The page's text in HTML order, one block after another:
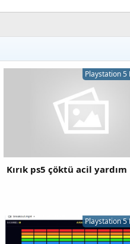
Playstation 5
Kırık ps5 çöktü acil yardım
Playstation 5